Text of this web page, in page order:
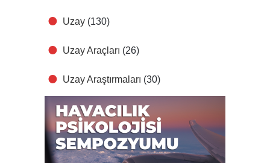
Uzay (130)
Uzay Araçları (26)
Uzay Araştırmaları (30)